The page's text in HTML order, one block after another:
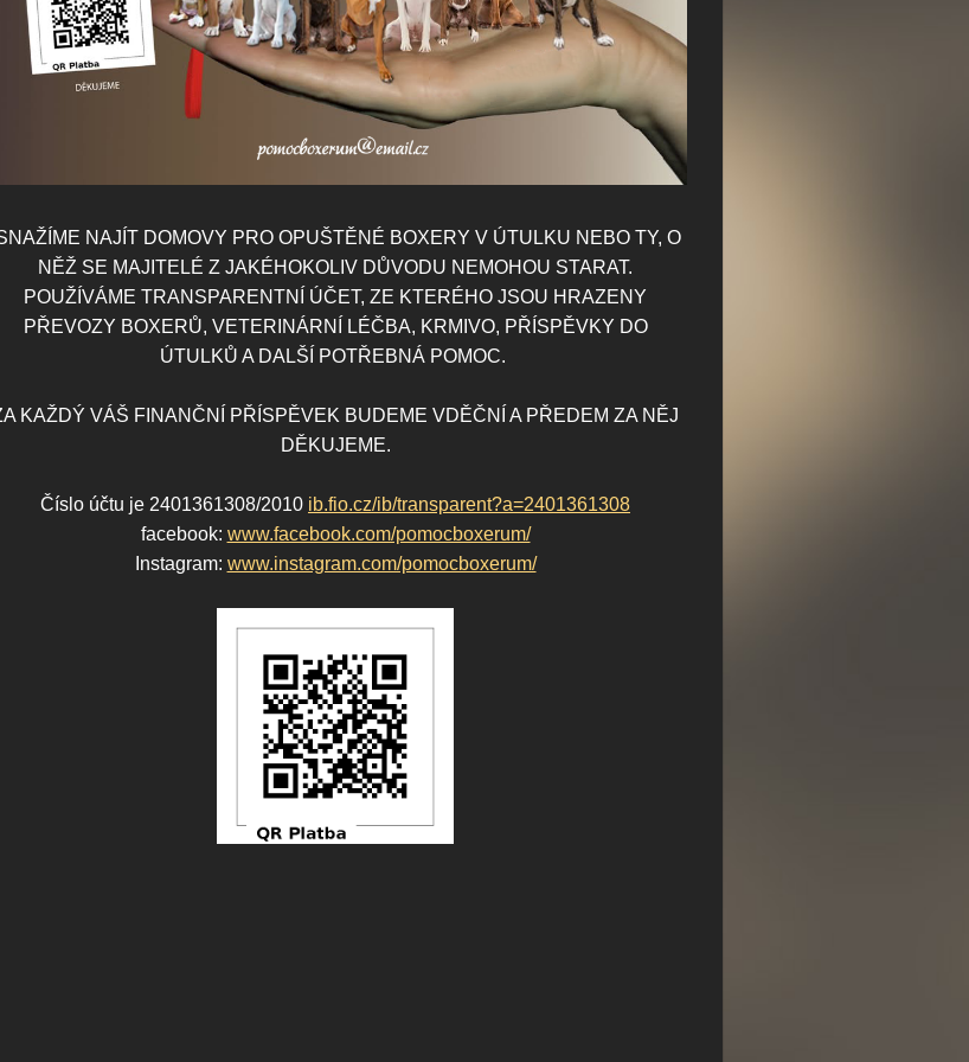
NAJÍT DOMOVY PRO OPUŠTĚNÉ BOXERY V ÚTULKU NEBO TY, O
NĚŽ SE MAJITELÉ Z JAKÉHOKOLIV DŮVODU NEMOHOU STARAT.
POUŽÍVÁME TRANSPARENTNÍ ÚČET, ZE KTERÉHO JSOU HRAZENY
PŘEVOZY BOXERŮ, VETERINÁRNÍ LÉČBA, KRMIVO, PŘÍSPĚVKY DO
ÚTULKŮ A DALŠÍ POTŘEBNÁ POMOC.
KAŽDÝ VÁŠ FINANČNÍ PŘÍSPĚVEK BUDEME VDĚČNÍ A PŘEDEM ZA NĚJ
DĚKUJEME.
Číslo účtu je 2401361308/2010 ib.fio.cz/ib/transparent?a=2401361308
facebook: www.facebook.com/pomocboxerum/
Instagram: www.instagram.com/pomocboxerum/